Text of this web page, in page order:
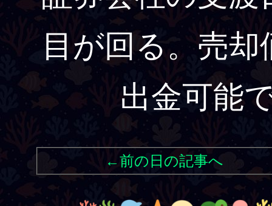
目が回る。売
出金可能
←前の日の記事へ